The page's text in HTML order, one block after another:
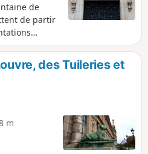
de
de partir
: sculptures,
fresquesdes Tuileries et
m